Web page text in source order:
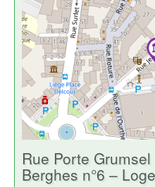
Rue Porte
Berghes n°6 –